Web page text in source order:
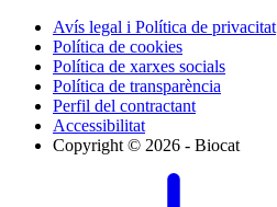
Avís legal i Política de privacitat
Política de cookies
Política de xarxes socials
Política de transparència
Perfil del contractant
Accessibilitat
Copyright © 2026 - Biocat